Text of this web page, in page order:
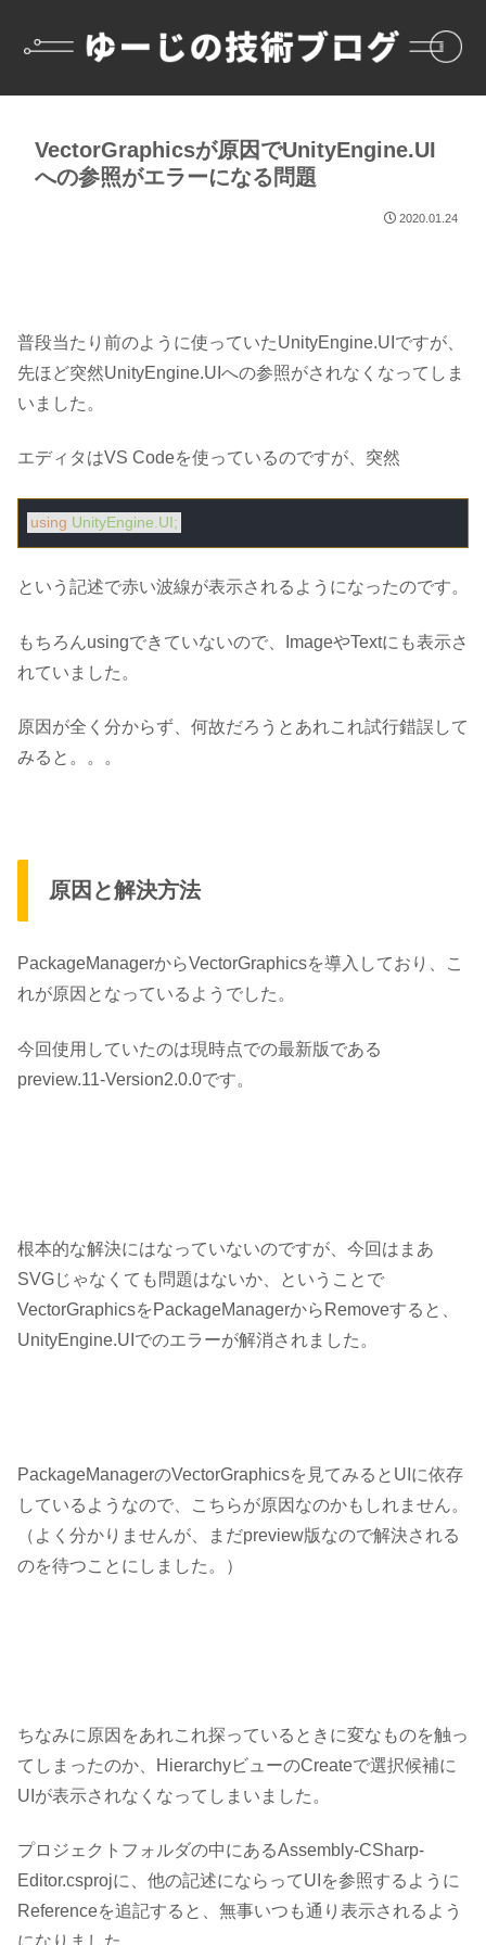
VectorGraphicsが原因でUnityEngine.UI
への参照がエラーになる問題
2020.01.24
普段当たり前のように使っていたUnityEngine.UI ですが、
先ほど突然UnityEngine.UIへの参照がされなくなってしま
いました。
エディタはVS Codeを使っているのですが、突然
using UnityEngine.UI;
という記述で赤い波線が表示されるようになったのです。
もちろんusingできていないので、ImageやTextにも表示さ
れていました。
原因が全く分からず、何故だろうとあれこれ試行錯誤して
みると。。。
原因と解決方法
PackageManagerからVectorGraphicsを導入しており、こ
れが原因となっているようでした。
今回使用していたのは現時点での最新版である
preview.11-Version2.0.0です。
根本的な解決にはなっていないのですが、今回はまあ
SVGじゃなくても問題はないか、ということで
VectorGraphicsをPackageManagerからRemoveすると、
UnityEngine.UIでのエラーが解消されました。
PackageManagerのVectorGraphicsを見てみるとUIに依存
しているようなので、こちらが原因なのかもしれません。
（よく分かりませんが、まだpreview版なので解決される
のを待つことにしました。）
ちなみに原因をあれこれ探っているときに変なものを触っ
てしまったのか、HierarchyビューのCreateで選択候補に
UIが表示されなくなってしまいました。
プロジェクトフォルダの中にあるAssembly-CSharp-
Editor.csprojに、他の記述にならってUIを参照するように
Referenceを追記すると、無事いつも通り表示されるよう
になりました。